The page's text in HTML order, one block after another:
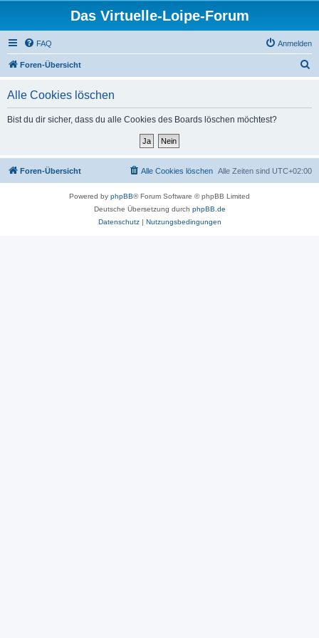
Das Virtuelle-Loipe-Forum
FAQ Anmelden
Foren-Übersicht
Alle Cookies löschen
Bist du dir sicher, dass du alle Cookies des Boards löschen möchtest?
Foren-Übersicht Alle Zeiten sind UTC+02:00
Alle Cookies löschen
Powered by phpBB® Forum Software © phpBB Limited
Deutsche Übersetzung durch phpBB.de
Datenschutz| Nutzungsbedingungen